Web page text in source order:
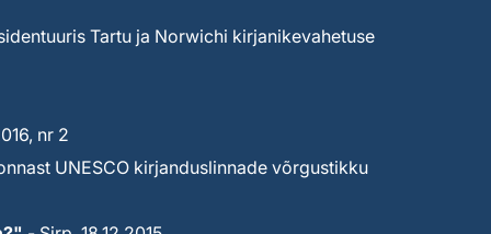
Tartu ja Norwichi kirjanikevahetuse
nr 2
UNESCO kirjanduslinnade võrgustikku